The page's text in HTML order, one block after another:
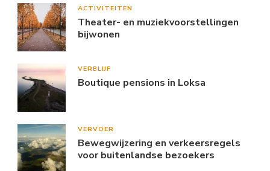
ACTIVITEITEN
Theater- en muziekvoorstellingen
bijwonen
VERBLIJF
Boutique pensions in Loksa
VERVOER
Bewegwijzering en verkeersregels
voor buitenlandse bezoekers